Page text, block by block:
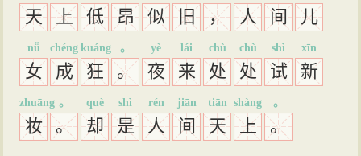
天 上 低 昂 似 旧 ， 人 间 儿
女
nǚ
成
chéng
狂
kuáng
。
。
夜
yè
来
lái
处
chù
处
chù
试
shì
新
xīn
妆
zhuāng
。
。
却
què
是
shì
人
rén
间
jiān
天
tiān
上
shàng
。
。